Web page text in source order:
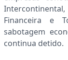
Financeira e
sabotagem
continua detido.